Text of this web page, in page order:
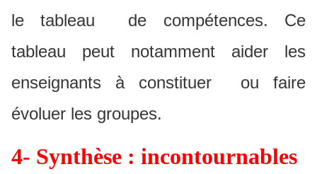
le tableau de compétences. Ce
tableau peut notamment aider les
enseignants à constituer ou faire
évoluer les groupes.
4- Synthèse : incontournables